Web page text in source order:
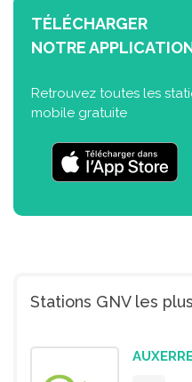
TÉLÉCHARGER
NOTRE
Retrouvez toutes les
mobile gratuite
Stations GNV les